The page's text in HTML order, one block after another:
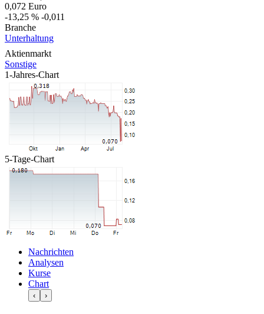
0,072 Euro
-13,25 % -0,011
Branche
Unterhaltung
Aktienmarkt
Sonstige
1-Jahres-Chart
5-Tage-Chart
Nachrichten
Analysen
Kurse
Chart
‹ ›